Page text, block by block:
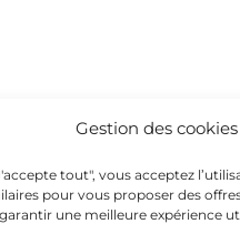
Gestion des cookies
tout", vous acceptez
pour vous proposer des
une meilleure expérience
SPORSORA